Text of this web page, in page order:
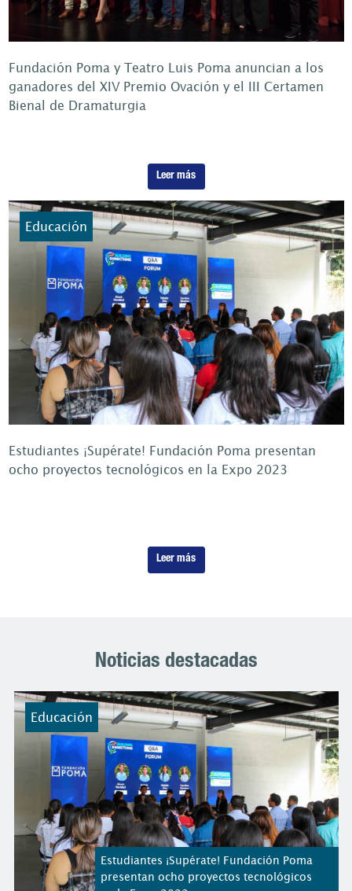
Fundación Poma y Teatro Luis Poma anuncian a los
ganadores del XIV Premio Ovación y el III Certamen
Bienal de Dramaturgia
Leer más
Educación
Estudiantes ¡Supérate! Fundación Poma presentan
ocho proyectos tecnológicos en la Expo 2023
Leer más
Noticias destacadas
Educación
Estudiantes ¡Supérate! Fundación Poma
presentan ocho proyectos tecnológicos